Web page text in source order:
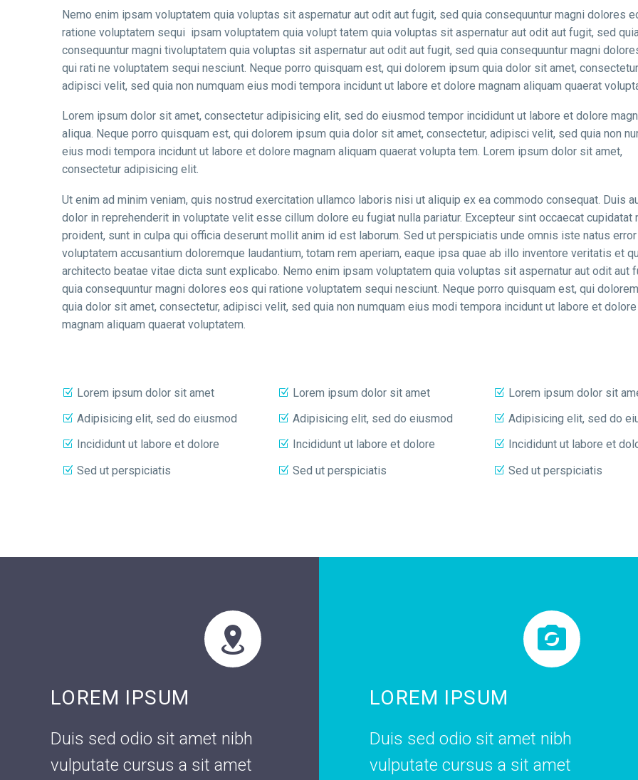
Nemo enim ipsam voluptatem quia voluptas sit aspernatur aut odit aut fugit, sed quia consequuntur magni dolores
ratione voluptatem sequi ipsam voluptatem quia volupt tatem quia voluptas sit aspernatur aut odit aut fugit, sed
consequuntur magni tivoluptatem quia voluptas sit aspernatur aut odit aut fugit, sed quia consequuntur magni
qui rati ne voluptatem sequi nesciunt. Neque porro quisquam est, qui dolorem ipsum quia dolor sit amet,
adipisci velit, sed quia non numquam eius modi tempora incidunt ut labore et dolore magnam aliquam quaerat
Lorem ipsum dolor sit amet, consectetur adipisicing elit, sed do eiusmod tempor incididunt ut labore et dolore
aliqua. Neque porro quisquam est, qui dolorem ipsum quia dolor sit amet, consectetur, adipisci velit, sed quia non
eius modi tempora incidunt ut labore et dolore magnam aliquam quaerat volupta tem. Lorem ipsum dolor sit amet,
consectetur adipisicing elit.
Ut enim ad minim veniam, quis nostrud exercitation ullamco laboris nisi ut aliquip ex ea commodo consequat. Duis
dolor in reprehenderit in voluptate velit esse cillum dolore eu fugiat nulla pariatur. Excepteur sint occaecat cupidatat
proident, sunt in culpa qui officia deserunt mollit anim id est laborum. Sed ut perspiciatis unde omnis iste natus
voluptatem accusantium doloremque laudantium, totam rem aperiam, eaque ipsa quae ab illo inventore veritatis et
architecto beatae vitae dicta sunt explicabo. Nemo enim ipsam voluptatem quia voluptas sit aspernatur aut odit aut
quia consequuntur magni dolores eos qui ratione voluptatem sequi nesciunt. Neque porro quisquam est, qui
quia dolor sit amet, consectetur, adipisci velit, sed quia non numquam eius modi tempora incidunt ut labore et dolore
magnam aliquam quaerat voluptatem.
Lorem ipsum dolor sit amet
Adipisicing elit, sed do eiusmod
Incididunt ut labore et dolore
Sed ut perspiciatis
Lorem ipsum dolor sit amet
Adipisicing elit, sed do eiusmod
Incididunt ut labore et dolore
Sed ut perspiciatis
Lorem ipsum dolor sit
Adipisicing elit, sed do
Incididunt ut labore et
Sed ut perspiciatis


LOREM IPSUM
Duis sed odio sit amet nibh
vulputate cursus a sit amet


LOREM IPSUM
Duis sed odio sit amet nibh
vulputate cursus a sit amet